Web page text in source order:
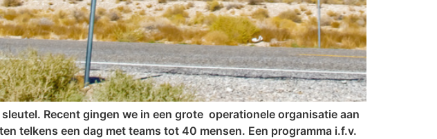
Recent gingen we in een grote operationele organisatie aan
telkens een dag met teams tot 40 mensen. Een programma i.f.v.